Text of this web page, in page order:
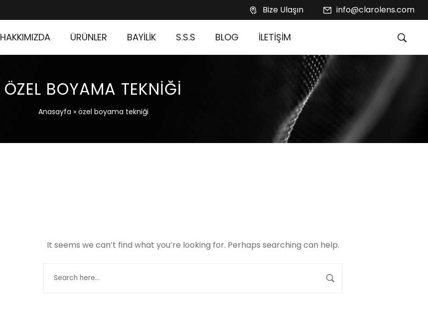
Bize Ulaşın info@clarolens.com
HAKKIMIZDA ÜRÜNLER BAYİLİK S.S.S BLOG İLETİŞİM
ÖZEL BOYAMA TEKNIĞI
Anasayfa » özel boyama tekniği
It seems we can’t find what you’re looking for. Perhaps searching can help.